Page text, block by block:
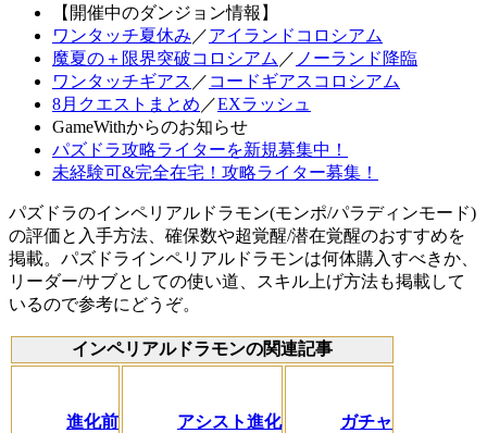
【開催中のダンジョン情報】
ワンタッチ夏休み ／アイランドコロシアム
魔夏の＋限界突破コロシアム ／ ノーランド降臨
ワンタッチギアス ／ コードギアスコロシアム
8月クエストまとめ ／EXラッシュ
GameWithからのお知らせ
パズドラ攻略ライターを新規募集中！
未経験可&完全在宅！攻略ライター募集！
パズドラのインペリアルドラモン(モンポ/パラディンモード)
の評価と入手方法、確保数や超覚醒/潜在覚醒のおすすめを
掲載。パズドラインペリアルドラモンは何体購入すべきか、
リーダー/サブとしての使い道、スキル上げ方法も掲載して
いるので参考にどうぞ。
インペリアルドラモンの関連記事
進化前 アシスト進化
ガチャ